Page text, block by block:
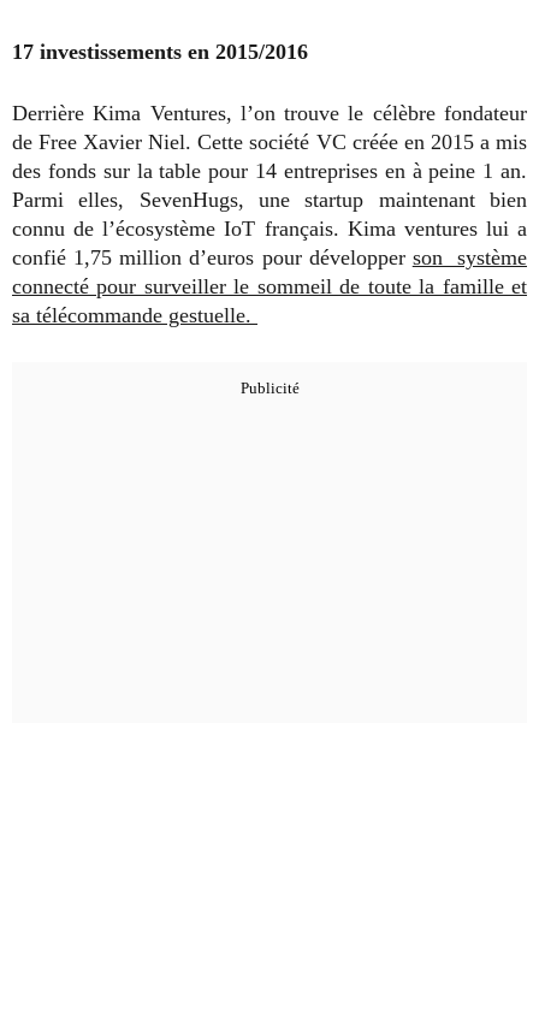
17 investissements en 2015/2016
Derrière Kima Ventures, l’on trouve le célèbre fondateur
de Free Xavier Niel. Cette société VC créée en 2015 a mis
des fonds sur la table pour 14 entreprises en à peine 1 an.
Parmi elles, SevenHugs, une startup maintenant bien
connu de l’écosystème IoT français. Kima ventures lui a
confié 1,75 million d’euros pour développer son système
connecté pour surveiller le sommeil de toute la famille et
sa télécommande gestuelle.